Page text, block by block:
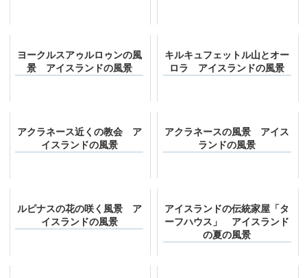
ヨークルスアゥルロゥンの風
景 アイスランドの風景
キルキュフェットル山とオー
ロラ アイスランドの風景
アクラネース近くの教会 ア
イスランドの風景
アクラネースの風景 アイス
ランドの風景
ルピナスの花の咲く風景 ア
イスランドの風景
アイスランドの伝統家屋「タ
ーフハウス」 アイスランド
の夏の風景